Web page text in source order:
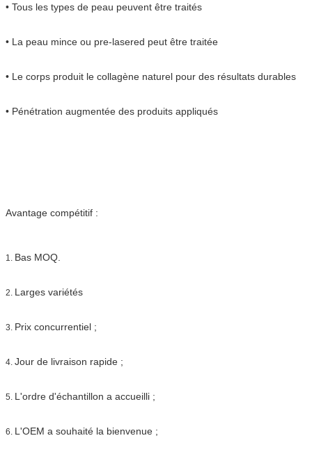
• Tous les types de peau peuvent être traités
• La peau mince ou pre-lasered peut être traitée
• Le corps produit le collagène naturel pour des résultats durables
• Pénétration augmentée des produits appliqués
Avantage compétitif :
1. Bas MOQ.
2. Larges variétés
3. Prix concurrentiel ;
4. Jour de livraison rapide ;
5. L'ordre d'échantillon a accueilli ;
6. L'OEM a souhaité la bienvenue ;